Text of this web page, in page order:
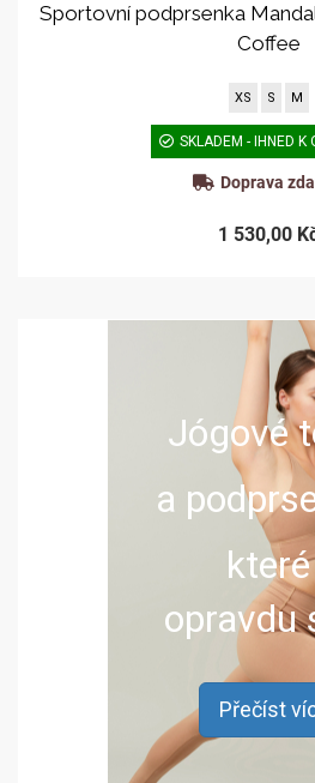
Sportovní podprsenka
Coffee
XS S M
SKLADEM - IHNED K
Doprava
1 530,00
Jógové
a
které
opravdu
Přečíst